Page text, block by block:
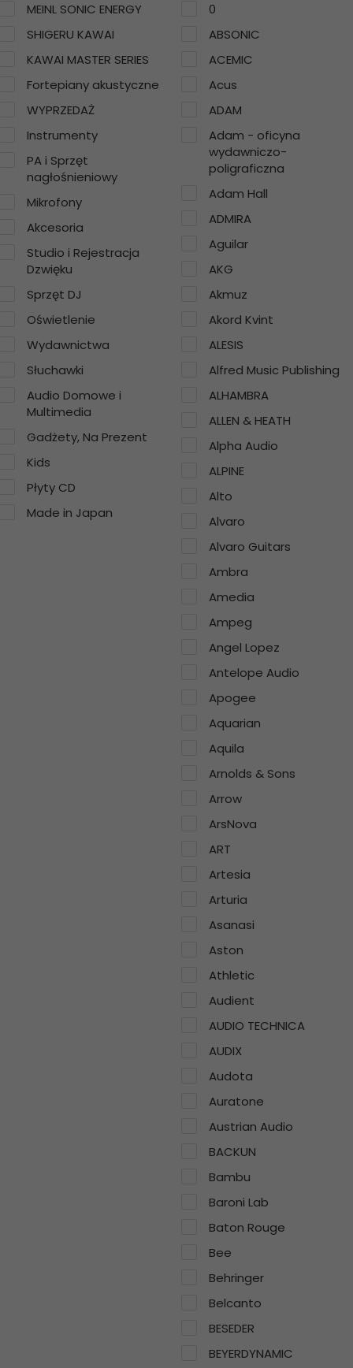
MEINL SONIC ENERGY
SHIGERU KAWAI
KAWAI MASTER SERIES
Fortepiany akustyczne
WYPRZEDAŻ
Instrumenty
PA i Sprzęt
nagłośnieniowy
Mikrofony
Akcesoria
Studio i Rejestracja
Dzwięku
Sprzęt DJ
Oświetlenie
Wydawnictwa
Słuchawki
Audio Domowe i
Multimedia
Gadżety, Na Prezent
Kids
Płyty CD
Made in Japan
0
ABSONIC
ACEMIC
Acus
ADAM
Adam - oficyna
wydawniczo-
poligraficzna
Adam Hall
ADMIRA
Aguilar
AKG
Akmuz
Akord Kvint
ALESIS
Alfred Music Publishing
ALHAMBRA
ALLEN & HEATH
Alpha Audio
ALPINE
Alto
Alvaro
Alvaro Guitars
Ambra
Amedia
Ampeg
Angel Lopez
Antelope Audio
Apogee
Aquarian
Aquila
Arnolds & Sons
Arrow
ArsNova
ART
Artesia
Arturia
Asanasi
Aston
Athletic
Audient
AUDIO TECHNICA
AUDIX
Audota
Auratone
Austrian Audio
BACKUN
Bambu
Baroni Lab
Baton Rouge
Bee
Behringer
Belcanto
BESEDER
BEYERDYNAMIC